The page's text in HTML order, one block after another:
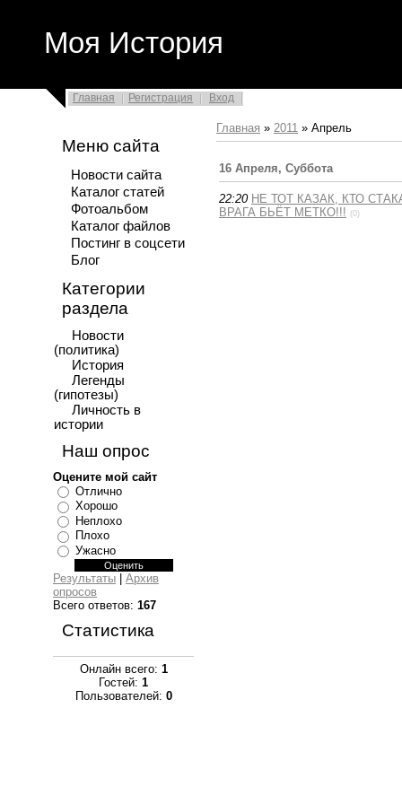
Моя История
Главная Регистрация Вход
Меню сайта
Новости сайта
Каталог статей
Фотоальбом
Каталог файлов
Постинг в соцсети
Блог
Категории
раздела
Новости
(политика)
История
Легенды
(гипотезы)
Личность в
истории
Наш опрос
Оцените мой сайт
Отлично
Хорошо
Неплохо
Плохо
Ужасно
Результаты
Архив
опросов
Всего ответов: 167
Статистика
Онлайн всего: 1
Гостей: 1
Пользователей: 0
Главная » 2011 » Апрель
16 Апреля, Суббота
22:20 НЕ ТОТ КАЗАК, КТО
ВРАГА БЬЁТ МЕТКО!!! (0)